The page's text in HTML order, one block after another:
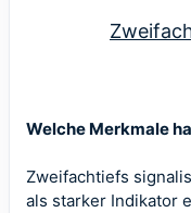
Welche Merkmale
Zweifachtiefs
als starker Indikator